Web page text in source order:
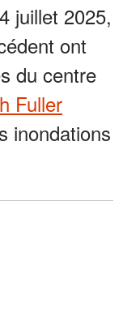
juillet 2025,
ont
du centre
Fuller
inondations